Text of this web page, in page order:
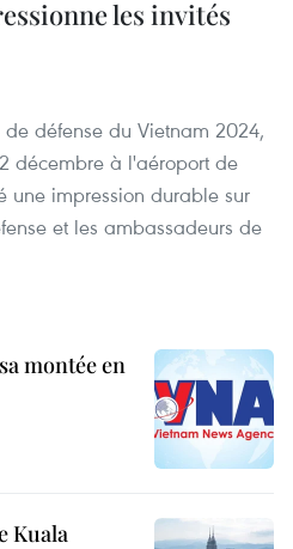
les invités
défense du Vietnam 2024,
décembre à l'aéroport de
impression durable sur
et les ambassadeurs de
montée en
Kuala